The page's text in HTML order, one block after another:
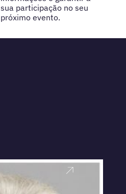
sua participação no seu
próximo evento.